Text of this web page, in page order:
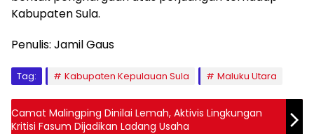
Kabupaten Sula.
Penulis: Jamil Gaus
Tag: Kabupaten Kepulauan Sula Maluku Utara
Camat Malingping Dinilai Lemah, Aktivis Lingkungan
Kritisi Fasum Dijadikan Ladang Usaha